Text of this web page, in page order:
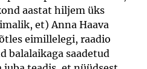
aastat hiljem üks
et) Anna Haava
eimillelegi, raadio
balalaikaga saadetud